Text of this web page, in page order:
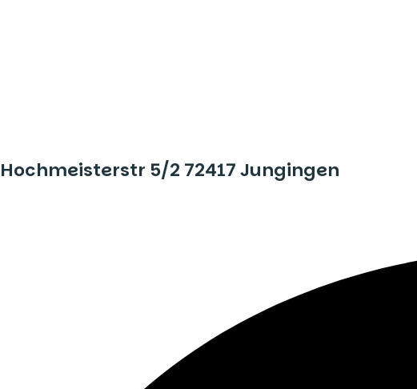
Hochmeisterstr 5/2 72417 Jungingen